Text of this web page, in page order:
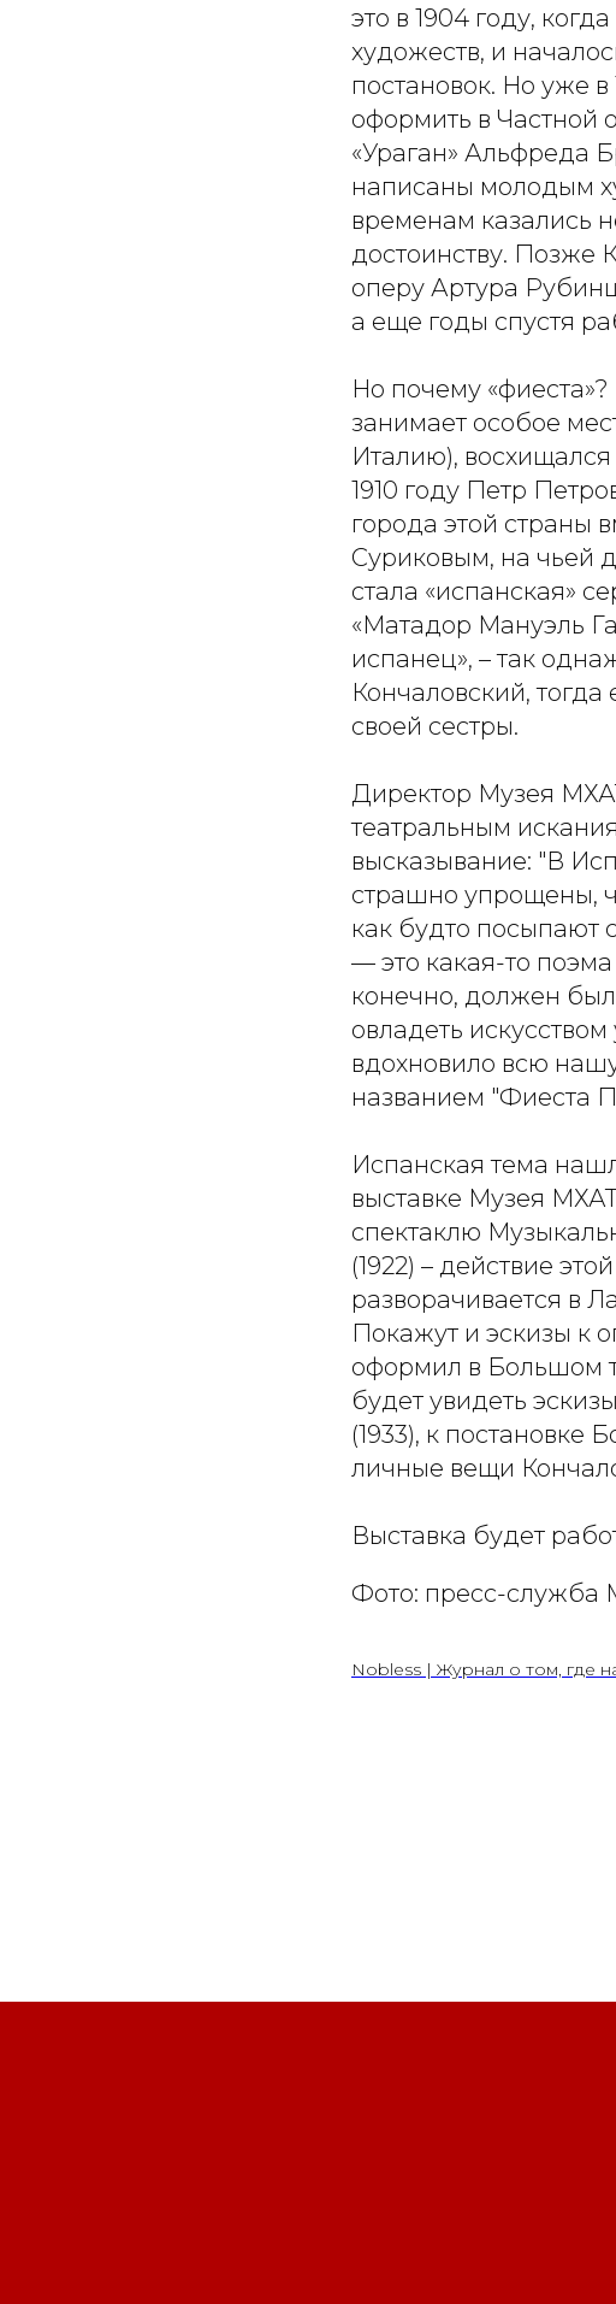
это в 1904 году,
художеств, и
постановок. Но уже
оформить в Частной
«Ураган» Альфреда
написаны молодым
временам казались
достоинству. Позже
оперу Артура
а еще годы спустя
Но почему
занимает особое
Италию),
1910 году Петр
города этой страны
Суриковым, на чьей
стала «испанская»
«Матадор Мануэль
испанец», – так
Кончаловский,
своей сестры.
Директор Музея
театральным
высказывание: "В
страшно упрощены,
как будто посыпают
— это какая-то поэма
конечно, должен
овладеть
вдохновило всю
названием "Фиеста
Испанская тема
выставке Музея
спектаклю
(1922) – действие
разворачивается в
Покажут и эскизы к
оформил в Большом
будет увидеть
(1933), к постановке
личные вещи
Выставка будет
Фото: пресс-служба
Nobless | Журнал о том, где